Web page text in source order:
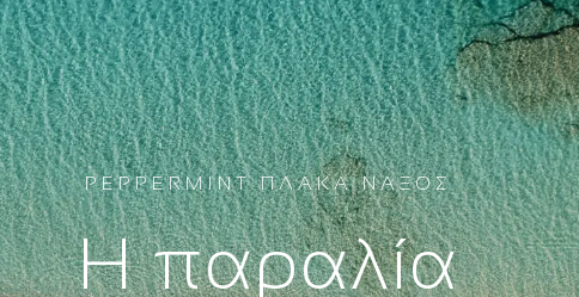
PEPPERMINT ΠΛΑΚΑ ΝΑΞΟΣ
Η παραλία